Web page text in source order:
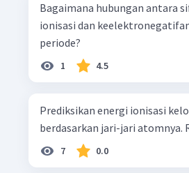
Bagaimana hubungan antara
ionisasi dan
periode?
1 4.5
Prediksikan energi ionisasi
7 0.0